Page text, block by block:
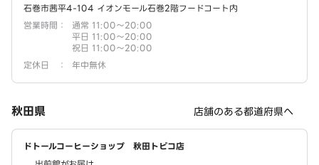
石巻市茜平4-104 イオンモール石巻2階フードコート内
営業時間 ：
通常 11:00～20:00
平日 11:00～20:00
祝日 11:00～20:00
定休日
： 年中無休
秋田県 店舗のある都道府県へ
ドトールコーヒーショップ 秋田トピコ店